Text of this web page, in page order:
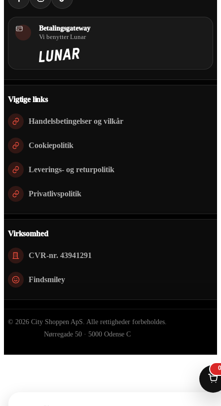
Betalingsgateway
Vi benytter Lunar
Vigtige links
Handelsbetingelser og vilkår
Cookiepolitik
Leverings- og returpolitik
Privatlivspolitik
Virksomhed
CVR-nr. 43941291
Findsmiley
© 2026 City Shoppen ApS. Alle rettigheder forbeholdes.
Nørregade 50 · 5000 Odense C
0